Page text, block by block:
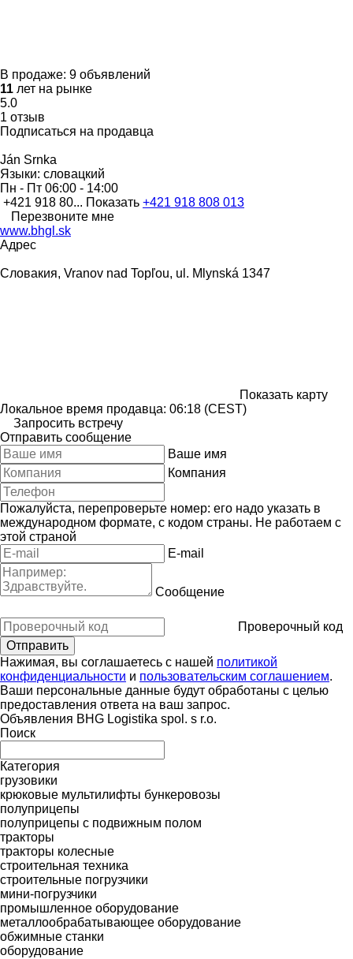
В продаже: 9 объявлений
11 лет на рынке
5.0
1 отзыв
Подписаться на продавца
Ján Srnka
Языки: словацкий
Пн - Пт 06:00 - 14:00
+421 918 80... Показать +421 918 808 013
Перезвоните мне
www.bhgl.sk
Адрес
Словакия, Vranov nad Topľou, ul. Mlynská 1347
Показать карту
Локальное время продавца: 06:18 (CEST)
Запросить встречу
Отправить сообщение
Ваше имя
Компания
Пожалуйста, перепроверьте номер: его надо указать в
международном формате, с кодом страны. Не работаем с
этой страной
E-mail
Сообщение
Проверочный код
Нажимая, вы соглашаетесь с нашей политикой
конфиденциальности и пользовательским соглашением.
Ваши персональные данные будут обработаны с целью
предоставления ответа на ваш запрос.
Объявления BHG Logistika spol. s r.o.
Поиск
Категория
грузовики
крюковые мультилифты бункеровозы
полуприцепы
полуприцепы с подвижным полом
тракторы
тракторы колесные
строительная техника
строительные погрузчики
мини-погрузчики
промышленное оборудование
металлообрабатывающее оборудование
обжимные станки
оборудование